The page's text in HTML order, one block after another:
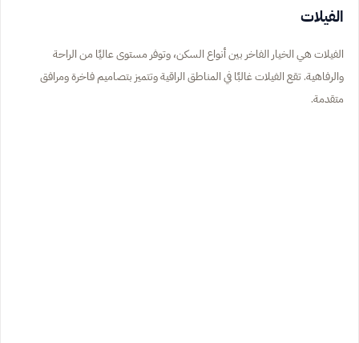
الفيلات
الفيلات هي الخيار الفاخر بين أنواع السكن، وتوفر مستوى عاليًا من الراحة
والرفاهية. تقع الفيلات غالبًا في المناطق الراقية وتتميز بتصاميم فاخرة ومرافق
متقدمة.